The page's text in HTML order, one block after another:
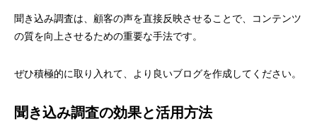
聞き込み調査は、顧客の声を直接反映させることで、コンテンツ
の質を向上させるための重要な手法です。
ぜひ積極的に取り入れて、より良いブログを作成してください。
聞き込み調査の効果と活用方法